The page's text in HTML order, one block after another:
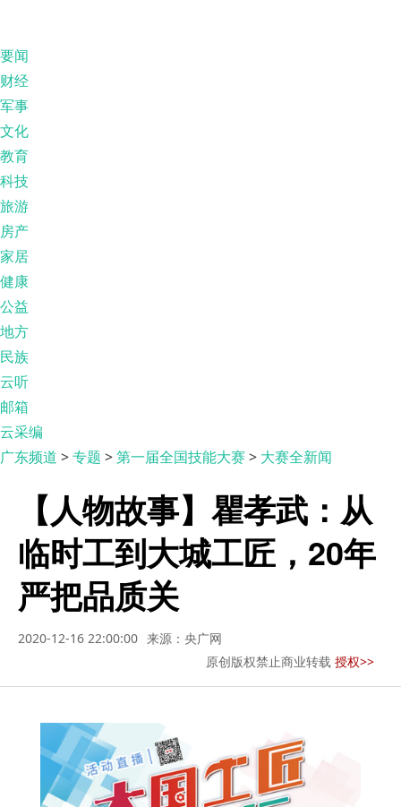
要闻
财经
军事
文化
教育
科技
旅游
房产
家居
健康
公益
地方
民族
云听
邮箱
云采编
广东频道 >专题 >第一届全国技能大赛 > 大赛全新闻
【人物故事】瞿孝武：从
临时工到大城工匠，20年
严把品质关
2020-12-16 22:00:00 来源：央广网
原创版权禁止商业转载 授权>>